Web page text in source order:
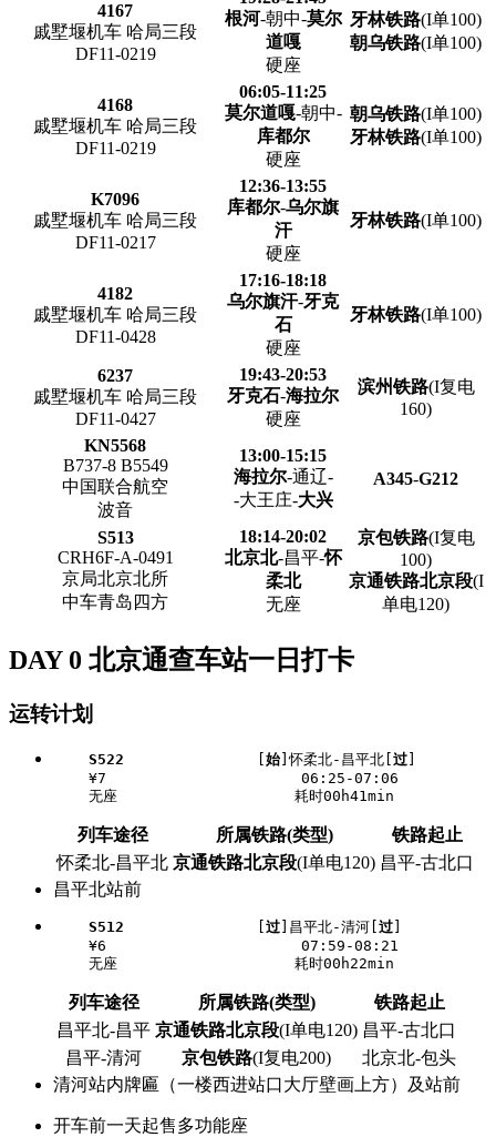
4167
戚墅堰机车 哈局三段
DF11-0219
根河-朝中-莫尔
道嘎
硬座
牙林铁路(I单100)
朝乌铁路(I单100)
4168
戚墅堰机车 哈局三段
DF11-0219
06:05-11:25
莫尔道嘎-朝中-
库都尔
硬座
朝乌铁路(I单100)
牙林铁路(I单100)
K7096
戚墅堰机车 哈局三段
DF11-0217
12:36-13:55
库都尔-乌尔旗
汗
硬座
牙林铁路(I单100)
4182
戚墅堰机车 哈局三段
DF11-0428
17:16-18:18
乌尔旗汗-牙克
石
硬座
牙林铁路(I单100)
6237
戚墅堰机车 哈局三段
DF11-0427
19:43-20:53
牙克石-海拉尔
硬座
滨州铁路(I复电
160)
KN5568
B737-8 B5549
中国联合航空
波音
13:00-15:15
海拉尔-通辽-
-大王庄-大兴
A345-G212
S513
CRH6F-A-0491
京局北京北所
中车青岛四方
18:14-20:02
北京北-昌平-怀
柔北
无座
京包铁路(I复电
100)
京通铁路北京段(I
单电120)
DAY 0 北京通查车站一日打卡
运转计划
S522 始 ]怀柔北-昌平北[ 过
    ¥7                      06:25-07:06
列车途径 所属铁路(类型)
铁路起止
怀柔北-昌平北 京通铁路北京段(I单电120) 昌平-古北口
昌平北站前
S512 过 ]昌平北-清河[ 过
    ¥6                      07:59-08:21
列车途径 所属铁路(类型)
铁路起止
昌平北-昌平 京通铁路北京段(I单电120) 昌平-古北口
昌平-清河
京包铁路(I复电200)
北京北-包头
清河站内牌匾（一楼西进站口大厅壁画上方）及站前
开车前一天起售多功能座